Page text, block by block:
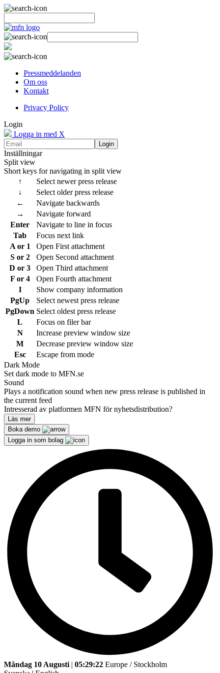
Pressmeddelanden
Om oss
Kontakt
Privacy Policy
Login
Logga in med X
Login
Inställningar
Split view
Short keys for navigating in split view
↑
Select newer press release
↓
Select older press release
←
Navigate backwards
→
Navigate forward
Enter
Navigate to line in focus
Tab
Focus next link
A or 1
Open First attachment
S or 2
Open Second attachment
D or 3
Open Third attachment
F or 4
Open Fourth attachment
I
Show company information
PgUp
Select newest press release
PgDown Select oldest press release
L
Focus on filer bar
N
Increase preview window size
M
Decrease preview window size
Esc
Escape from mode
Dark Mode
Set dark mode to MFN.se
Sound
Plays a notification sound when new press release is published in
the current feed
Intresserad av platformen MFN för nyhetsdistribution?
Läs mer
Boka demo
Logga in som bolag
Måndag 10 Augusti | 05:29:22 Europe / Stockholm